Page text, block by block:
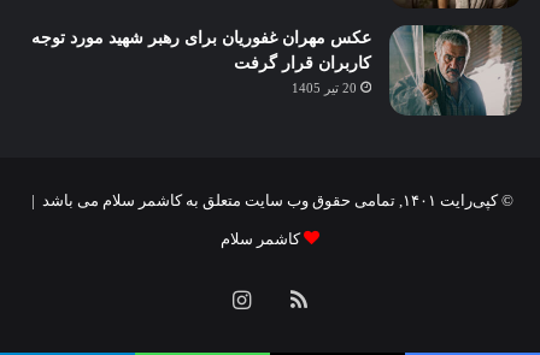
عکس مهران غفوریان برای رهبر شهید مورد توجه
کاربران قرار گرفت
20 تیر 1405
© کپی‌رایت ۱۴۰۱, تمامی حقوق وب سایت متعلق به کاشمر سلام می باشد |
کاشمر سلام
خوراکاینستاگرام